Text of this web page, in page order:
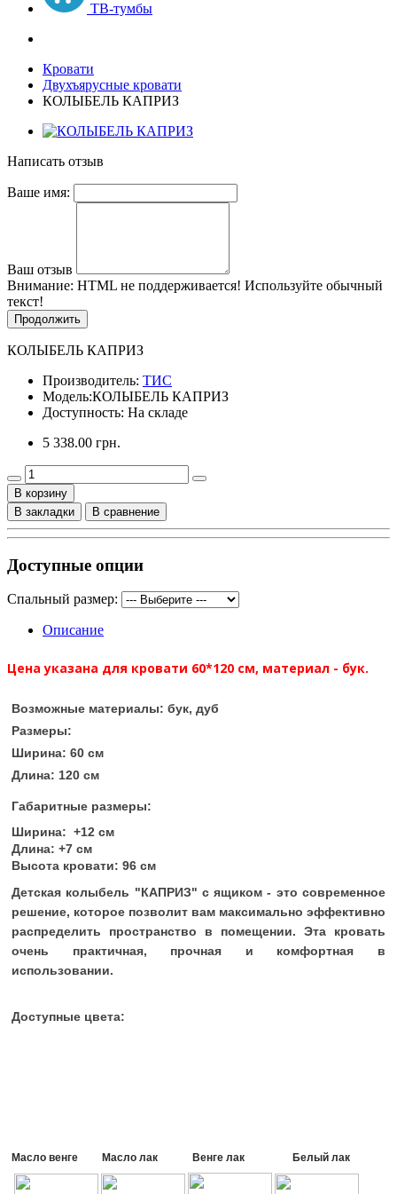
ТВ-тумбы
Кровати
Двухъярусные кровати
КОЛЫБЕЛЬ КАПРИЗ
Написать отзыв
Ваше имя:
Ваш отзыв
Внимание: HTML не поддерживается! Используйте обычный
текст!
Продолжить
КОЛЫБЕЛЬ КАПРИЗ
Производитель: ТИС
Модель:КОЛЫБЕЛЬ КАПРИЗ
Доступность: На складе
5 338.00 грн.
В корзину
В закладки
В сравнение
Доступные опции
Спальный размер:
Описание
Цена указана для кровати 60*120 см, материал - бук.
Возможные материалы: бук, дуб
Размеры:
Ширина: 60 см
Длина: 120 см
Габаритные размеры:
Ширина: +12 см
Длина: +7 см
Высота кровати: 96 см
Детская колыбель "КАПРИЗ" с ящиком- это современное
решение, которое позволит вам максимально эффективно
распределить пространство в помещении. Эта кровать
очень практичная, прочная и комфортная в
использовании.
Доступные цвета:
Масло венге Масло лак Венге лак Белый лак